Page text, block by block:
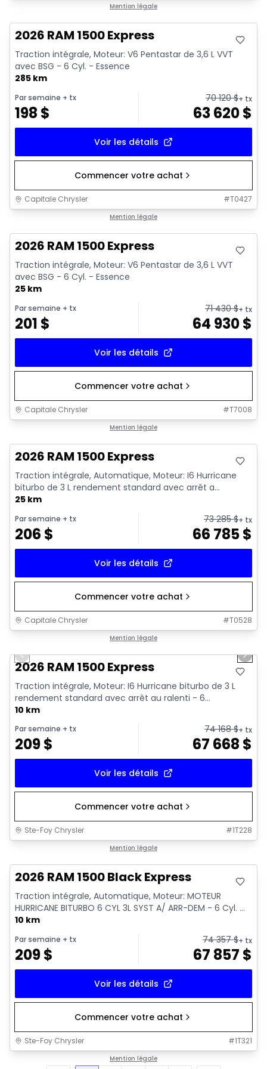
Mention légale
2026 RAM 1500 Express
Traction intégrale, Moteur: V6 Pentastar de 3,6 L VVT
avec BSG - 6 Cyl. - Essence
285 km
Par semaine + tx
198 $
70 120$+ tx
63 620$
Voir les détails
Commencer votre achat
Capitale Chrysler #T0427
Mention légale
2026 RAM 1500 Express
Traction intégrale, Moteur: V6 Pentastar de 3,6 L VVT
avec BSG - 6 Cyl. - Essence
25 km
Par semaine + tx
201 $
71 430$+ tx
64 930$
Voir les détails
Commencer votre achat
Capitale Chrysler #T7008
Mention légale
2026 RAM 1500 Express
Traction intégrale, Automatique, Moteur: I6 Hurricane
biturbo de 3 L rendement standard avec arrêt a...
25 km
Par semaine + tx
206 $
73 285$+ tx
66 785$
Voir les détails
Commencer votre achat
Capitale Chrysler #T0528
Mention légale
Previous slide Next
2026 RAM 1500 Express
Traction intégrale, Moteur: I6 Hurricane biturbo de 3 L
rendement standard avec arrêt au ralenti - 6...
10 km
Par semaine + tx
209$
74 168$+ tx
67 668 $
Voir les détails
Commencer votre achat
Ste-Foy Chrysler #1T228
Mention légale
2026 RAM 1500 Black Express
Traction intégrale, Automatique, Moteur: MOTEUR
HURRICANE BITURBO 6 CYL 3L SYST A/ ARR-DEM - 6 Cyl. ...
10 km
Par semaine + tx
209$
74 357$+ tx
67 857 $
Voir les détails
Commencer votre achat
Ste-Foy Chrysler #1T321
Mention légale